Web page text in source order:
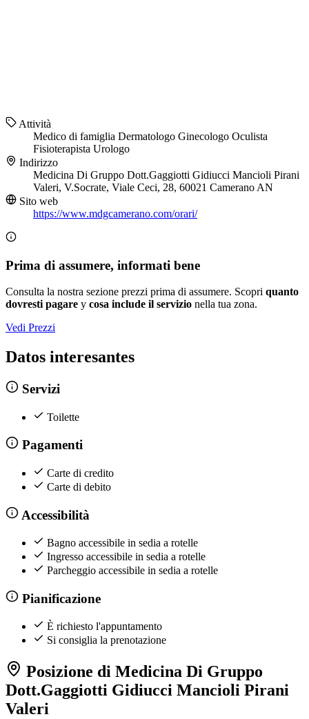
Attività
Medico di famiglia Dermatologo Ginecologo Oculista
Fisioterapista Urologo
Indirizzo
Medicina Di Gruppo Dott.Gaggiotti Gidiucci Mancioli Pirani
Valeri, V.Socrate, Viale Ceci, 28, 60021 Camerano AN
Sito web
https://www.mdgcamerano.com/orari/
Prima di assumere, informati bene
Consulta la nostra sezione prezzi prima di assumere. Scopri quanto
dovresti pagare y cosa include il servizio nella tua zona.
Vedi Prezzi
Datos interesantes
Servizi
Toilette
Pagamenti
Carte di credito
Carte di debito
Accessibilità
Bagno accessibile in sedia a rotelle
Ingresso accessibile in sedia a rotelle
Parcheggio accessibile in sedia a rotelle
Pianificazione
È richiesto l'appuntamento
Si consiglia la prenotazione
Posizione di Medicina Di Gruppo
Dott.Gaggiotti Gidiucci Mancioli Pirani
Valeri